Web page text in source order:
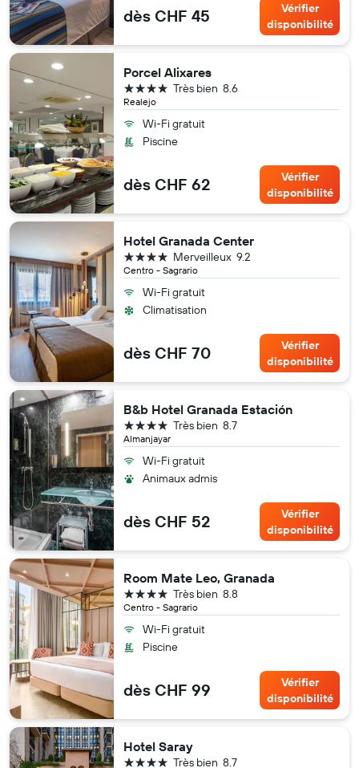
dès CHF 45
Vérifier
disponibilité
Porcel Alixares
Realejo
8.6
Très bien
4 étoiles
Wi-Fi gratuit
Piscine
dès CHF 62
Vérifier
disponibilité
Hotel Granada Center
Centro - Sagrario
9.2
Merveilleux
4 étoiles
Wi-Fi gratuit
Climatisation
dès CHF 70
Vérifier
disponibilité
B&b Hotel Granada Estación
Almanjayar
8.7
Très bien
4 étoiles
Wi-Fi gratuit
Animaux admis
dès CHF 52
Vérifier
disponibilité
Room Mate Leo, Granada
Centro - Sagrario
8.8
Très bien
4 étoiles
Wi-Fi gratuit
Piscine
dès CHF 99
Vérifier
disponibilité
Hotel Saray
8.7
Très bien
4 étoiles